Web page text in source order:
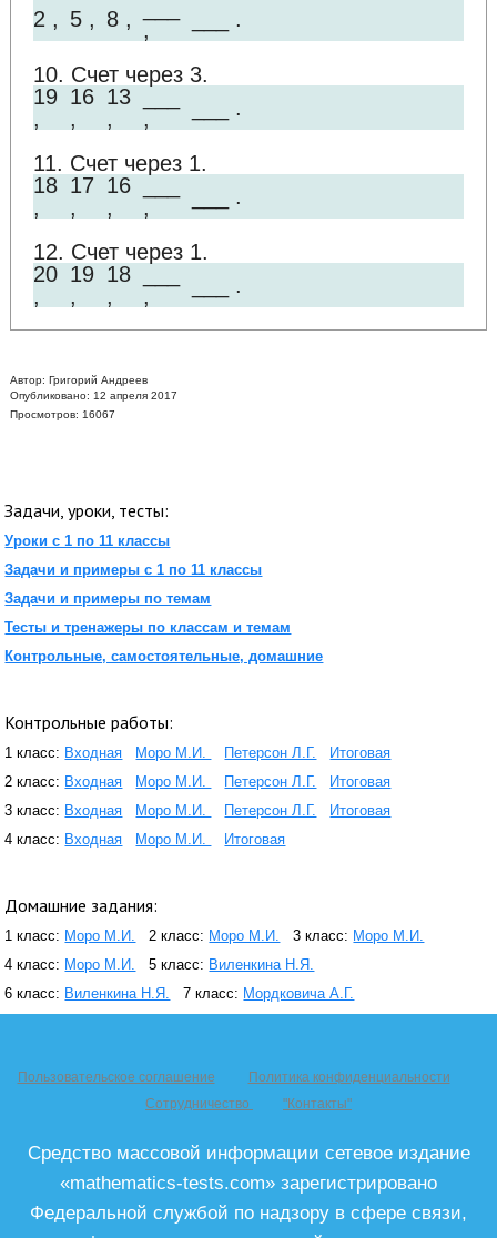
2 , 5 , 8 , ,
___ .
10. Счет через 3.
19
,
16
,
13
,
,
___ .
11. Счет через 1.
18
,
17
,
16
,
,
___ .
12. Счет через 1.
20
,
19
,
18
,
,
___ .
Автор: Григорий Андреев
Опубликовано: 12 апреля 2017
Просмотров: 16067
Задачи, уроки, тесты:
Уроки с 1 по 11 классы
Задачи и примеры с 1 по 11 классы
Задачи и примеры по темам
Тесты и тренажеры по классам и темам
Контрольные, самостоятельные, домашние
Контрольные работы:
1 класс: Входная Моро М.И. Петерсон Л.Г.
Итоговая
2 класс: Входная Моро М.И. Петерсон Л.Г.
Итоговая
3 класс: Входная Моро М.И. Петерсон Л.Г.
Итоговая
4 класс: Входная Моро М.И. Итоговая
Домашние задания:
1 класс: Моро М.И. 2 класс: Моро М.И. 3 класс: Моро М.И.
4 класс: Моро М.И. 5 класс: Виленкина Н.Я.
6 класс: Виленкина Н.Я. 7 класс: Мордковича А.Г.
Пользовательское соглашение
Политика конфиденциальности
Сотрудничество
"Контакты"
Средство массовой информации сетевое издание
«mathematics-tests.com» зарегистрировано
Федеральной службой по надзору в сфере связи,